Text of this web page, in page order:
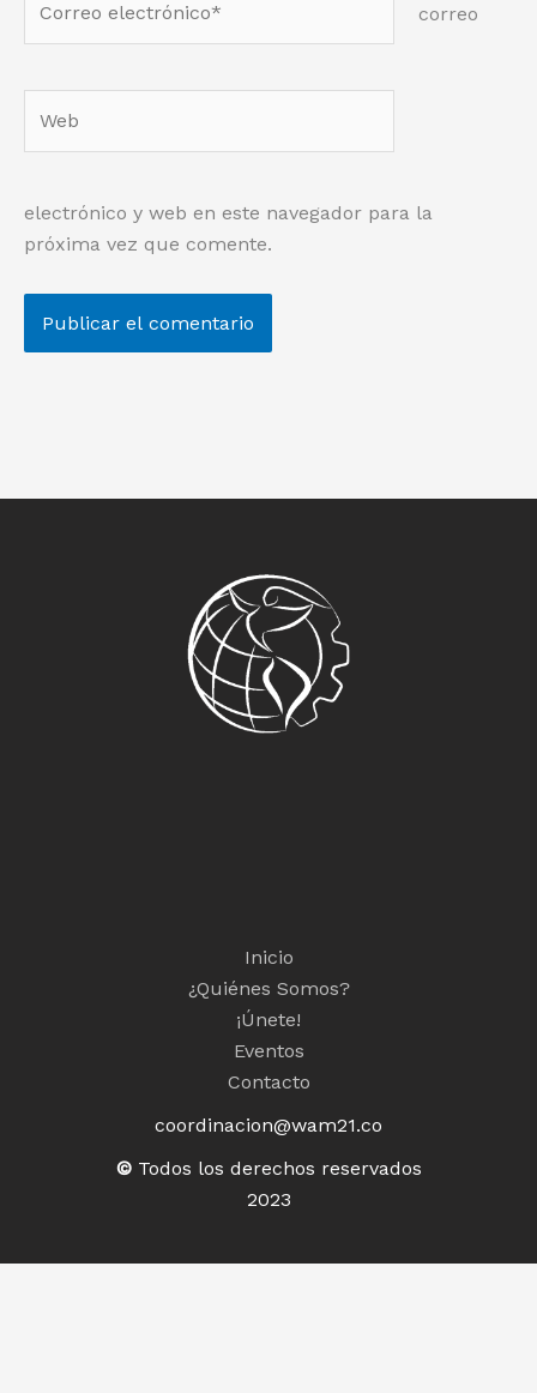
electrónico*
correo
electrónico y web en este navegador para la
próxima vez que comente.
Inicio
¿Quiénes Somos?
¡Únete!
Eventos
Contacto
coordinacion@wam21.co
© Todos los derechos reservados
2023